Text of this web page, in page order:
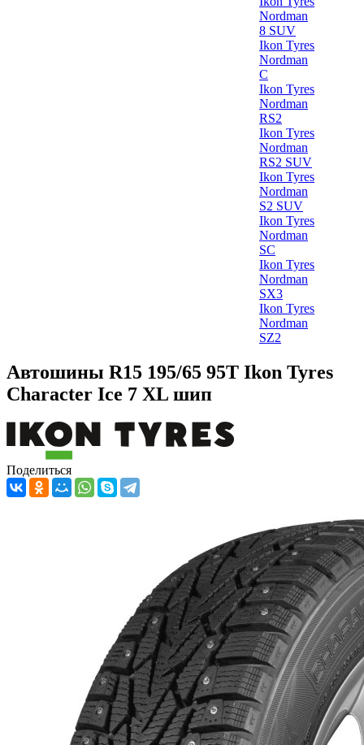
Nordman
8 SUV
Ikon Tyres
Nordman
C
Ikon Tyres
Nordman
RS2
Ikon Tyres
Nordman
RS2 SUV
Ikon Tyres
Nordman
S2 SUV
Ikon Tyres
Nordman
SC
Ikon Tyres
Nordman
SX3
Ikon Tyres
Nordman
SZ2
Автошины R15 195/65 95T Ikon Tyres
Character Ice 7 XL шип
Поделиться